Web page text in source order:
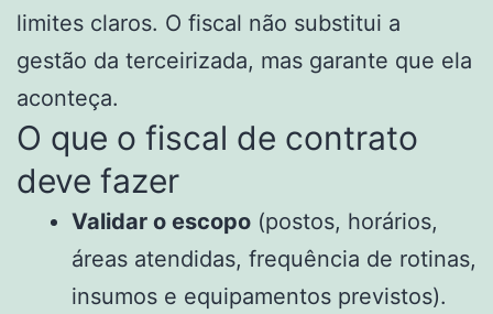
limites claros. O fiscal não substitui a
gestão da terceirizada, mas garante que ela
aconteça.
O que o fiscal de contrato
deve fazer
Validar o escopo (postos, horários,
áreas atendidas, frequência de rotinas,
insumos e equipamentos previstos).